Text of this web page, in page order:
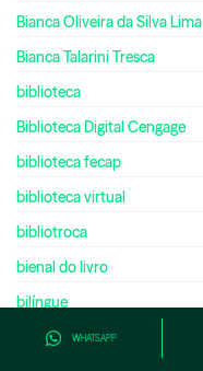
WHATSAPP
Bianca Oliveira da Silva Lima
Bianca Talarini Tresca
biblioteca
Biblioteca Digital Cengage
biblioteca fecap
biblioteca virtual
bibliotroca
bienal do livro
bilíngue
bilionário